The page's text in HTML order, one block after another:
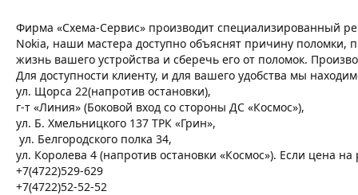
Фирма «Схема-Сервис» производит специализированный
Nokia, наши мастера доступно объяснят причину поломки,
жизнь вашего устройства и сберечь его от поломок.
Для доступности клиенту, и для вашего удобства мы
ул. Щорса 22(напротив остановки),
г-т «Линия» (Боковой вход со стороны ДС «Космос»),
ул. Б. Хмельницкого 137 ТРК «Грин»,
ул. Белгородского полка 34,
ул. Королева 4 (напротив остановки «Космос»). Если цена
+7(4722)529-629
+7(4722)52-52-52